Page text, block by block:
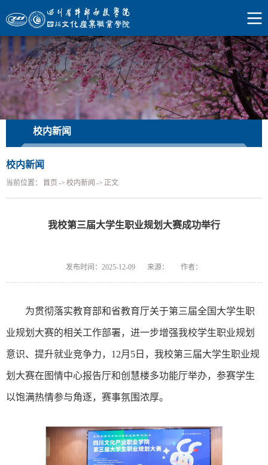
校内新闻
校内新闻
当前位置： 首页 -> 校内新闻 -> 正文
我校第三届大学生职业规划大赛成功举行
发布时间：2025-12-09 来源： 作者：
为贯彻落实教育部和省教育厅关于第三届全国大学生职
业规划大赛的相关工作部署，进一步增强我校学生职业规划
意识、提升就业竞争力，12月5日，我校第三届大学生职业规
划大赛在图情中心报告厅和创慧楼多功能厅举办，参赛学生
以饱满热情参与角逐，赛事氛围浓厚。